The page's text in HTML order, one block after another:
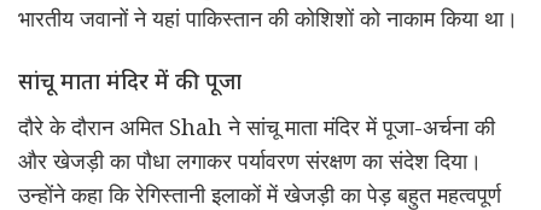
भारतीय जवानों ने यहां पाकिस्तान की कोशिशों को नाकाम किया था।
सांचू माता मंदिर में की पूजा
दौरे के दौरान अमित Shah ने सांचू माता मंदिर में पूजा-अर्चना की
और खेजड़ी का पौधा लगाकर पर्यावरण संरक्षण का संदेश दिया।
उन्होंने कहा कि रेगिस्तानी इलाकों में खेजड़ी का पेड़ बहुत महत्वपूर्ण